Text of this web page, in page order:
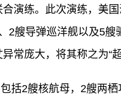
演练。此次演练，美
2艘导弹巡洋舰以及5艘
常庞大，将其称之为“
括2艘核航母，2艘两